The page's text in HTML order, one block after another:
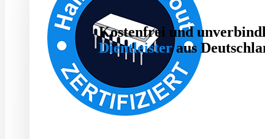
Kostenfrei und
Dientleisteraus